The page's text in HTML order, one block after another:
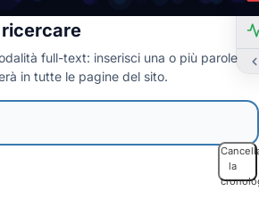
full-text: inserisci una o più parole
in tutte le pagine del sito.
la